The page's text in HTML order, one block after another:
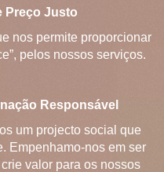
Preço Justo
nos permite proporcionar
pelos nossos serviços.
Responsável
um projecto social que
Empenhamo-nos em ser
valor para os nossos